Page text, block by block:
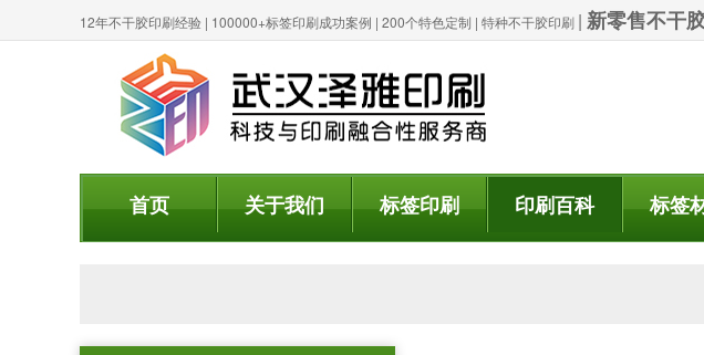
12年不干胶印刷经验 | 100000+标签印刷成功案例 | 200个特色定制 | 特种不干胶印刷 | 新零售不干
首页 关于我们 标签印刷 印刷百科 标签